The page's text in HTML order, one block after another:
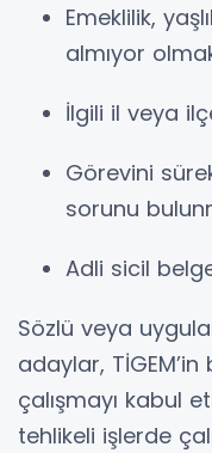
Emeklilik,
almıyor
İlgili il veya
Görevini
sorunu
Adli sicil
Sözlü veya
adaylar,
çalışmayı kabul
tehlikeli işlerde